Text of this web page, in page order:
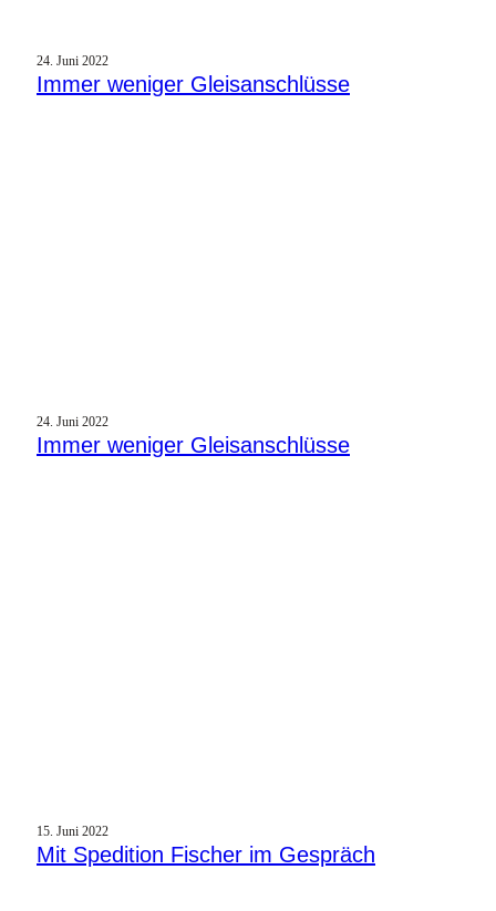
24. Juni 2022
Immer weniger Gleisanschlüsse
24. Juni 2022
Immer weniger Gleisanschlüsse
15. Juni 2022
Mit Spedition Fischer im Gespräch